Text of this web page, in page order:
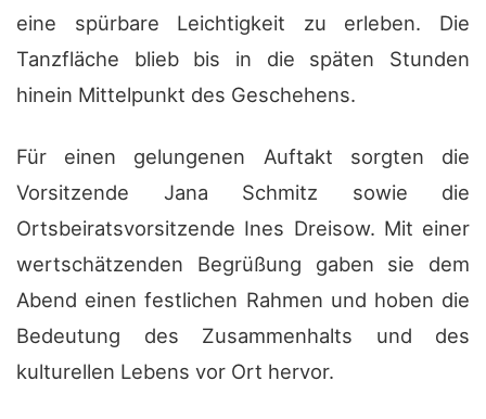
eine spürbare Leichtigkeit zu erleben. Die
Tanzfläche blieb bis in die späten Stunden
hinein Mittelpunkt des Geschehens.
Für einen gelungenen Auftakt sorgten die
Vorsitzende Jana Schmitz sowie die
Ortsbeiratsvorsitzende Ines Dreisow. Mit einer
wertschätzenden Begrüßung gaben sie dem
Abend einen festlichen Rahmen und hoben die
Bedeutung des Zusammenhalts und des
kulturellen Lebens vor Ort hervor.